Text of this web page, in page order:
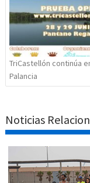
TriCastellón continúa
Palancia
Noticias